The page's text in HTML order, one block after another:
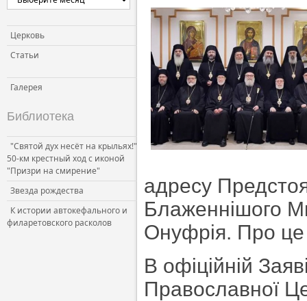
Церковь
Статьи
Галерея
Библиотека
"Святой дух несёт на крыльях!"
50-км крестный ход с иконой
"Призри на смирение"
Звезда рождества
К истории автокефального и
филаретовского расколов
адресу
Блаженнішого
Онуфрія. Про
В офіційній
Православної